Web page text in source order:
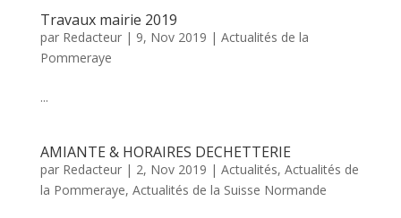
Travaux mairie 2019
par Redacteur| 9, Nov 2019 | Actualités de la
Pommeraye
...
AMIANTE & HORAIRES DECHETTERIE
par Redacteur| 2, Nov 2019 | Actualités, Actualités de
la Pommeraye, Actualités de la Suisse Normande